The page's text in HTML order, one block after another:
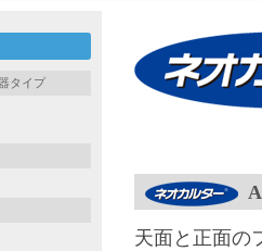
天面と正面の
タイプ